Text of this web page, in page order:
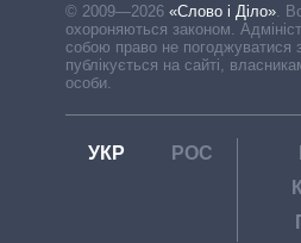
© 2009—2026 «Слово і Діло»
охороняються законом.
собою право не погоджуватися
публікується на сайті,
особи.
УКР РОС